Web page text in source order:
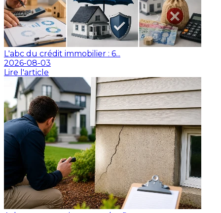
L'abc du crédit immobilier : 6...
2026-08-03
Lire l'article